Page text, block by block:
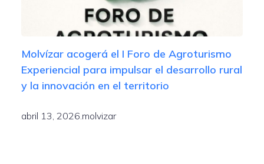
Molvízar acogerá el I Foro de Agroturismo
Experiencial para impulsar el desarrollo rural
y la innovación en el territorio
abril 13, 2026 molvizar